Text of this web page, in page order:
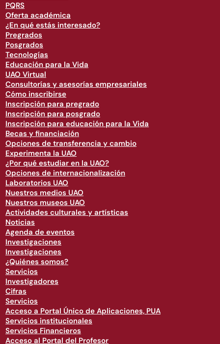
PQRS
Oferta académica
¿En qué estás interesado?
Pregrados
Posgrados
Tecnologías
Educación para la Vida
UAO Virtual
Consultorías y asesorías empresariales
Cómo inscribirse
Inscripción para pregrado
Inscripción para posgrado
Inscripción para educación para la Vida
Becas y financiación
Opciones de transferencia y cambio
Experimenta la UAO
¿Por qué estudiar en la UAO?
Opciones de internacionalización
Laboratorios UAO
Nuestros medios UAO
Nuestros museos UAO
Actividades culturales y artísticas
Noticias
Agenda de eventos
Investigaciones
Investigaciones
¿Quiénes somos?
Servicios
Investigadores
Cifras
Servicios
Acceso a Portal Único de Aplicaciones, PUA
Servicios institucionales
Servicios Financieros
Acceso al Portal del Profesor